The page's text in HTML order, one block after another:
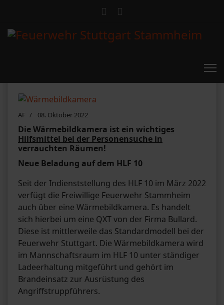
AF 08. Oktober 2022
Die Wärmebildkamera ist ein wichtiges
Hilfsmittel bei der Personensuche in
verrauchten Räumen!
Neue Beladung auf dem HLF 10
Seit der Indienststellung des HLF 10 im März 2022
verfügt die Freiwillige Feuerwehr Stammheim
auch über eine Wärmebildkamera. Es handelt
sich hierbei um eine QXT von der Firma Bullard.
Diese ist mittlerweile das Standardmodell bei der
Feuerwehr Stuttgart. Die Wärmebildkamera wird
im Mannschaftsraum im HLF 10 unter ständiger
Ladeerhaltung mitgeführt und gehört im
Brandeinsatz zur Ausrüstung des
Angriffstruppführers.